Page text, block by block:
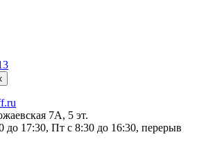
7А, 5 эт.
до 17:30, Пт с 8:30 до 16:30, перерыв